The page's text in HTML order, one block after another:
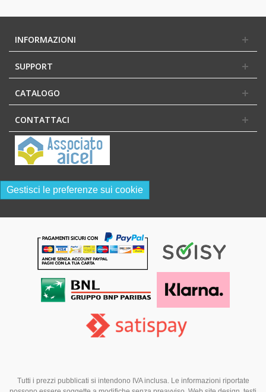
INFORMAZIONI
SUPPORT
CATALOGO
CONTATTACI
Gestisci le preferenze sui cookie
Tutti i prezzi pubblicati si intendono IVA inclusa. Le informazioni riportate